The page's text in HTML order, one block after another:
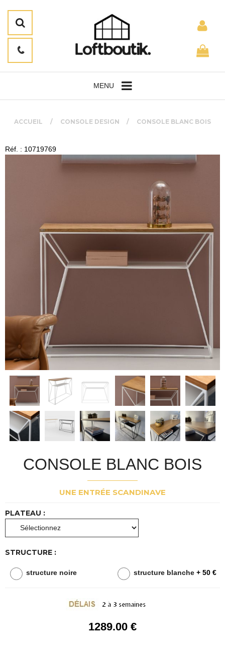
MENU
ACCUEIL CONSOLE DESIGN CONSOLE BLANC BOIS
Réf. : 10719769
CONSOLE BLANC BOIS
UNE ENTRÉE SCANDINAVE
PLATEAU :
STRUCTURE :
structure noire structure blanche + 50 €
1289.00 €